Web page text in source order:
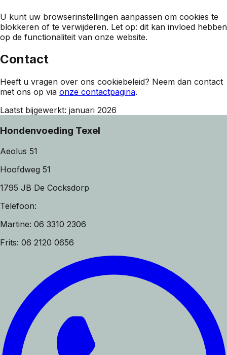
U kunt uw browserinstellingen aanpassen om cookies te
blokkeren of te verwijderen. Let op: dit kan invloed hebben
op de functionaliteit van onze website.
Contact
Heeft u vragen over ons cookiebeleid? Neem dan contact
met ons op via onze contactpagina.
Laatst bijgewerkt: januari 2026
Hondenvoeding Texel
Aeolus 51
Hoofdweg 51
1795 JB De Cocksdorp
Telefoon:
Martine: 06 3310 2306
Frits: 06 2120 0656